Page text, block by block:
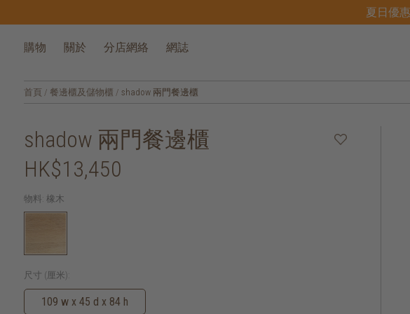
夏日優
購物 關於 分店網絡 網誌
首頁 / 餐邊櫃及儲物櫃 / shadow 兩門餐邊櫃
shadow 兩門餐邊櫃
HK$13,450
物料: 橡木
尺寸 (厘米):
109 w x 45 d x 84 h